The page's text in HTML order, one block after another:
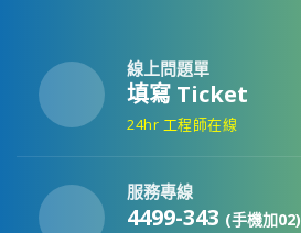
線上問題單
填寫 Ticket
24hr 工程師在線
服務專線
4499-343 (手機加02)